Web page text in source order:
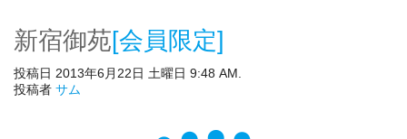
新宿御苑[会員限定]
投稿日 2013年6月22日 土曜日 9:48 AM.
投稿者 サム